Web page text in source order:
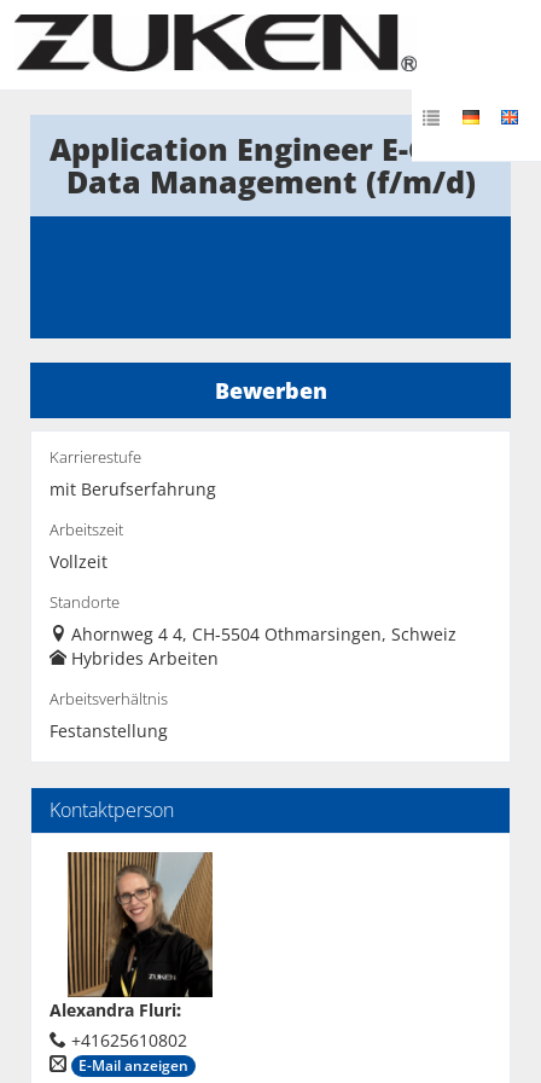
Application Engineer E-CAD /
Data Management (f/m/d)
Bewerben
Karrierestufe
mit Berufserfahrung
Arbeitszeit
Vollzeit
Standorte
Ahornweg 4 4, CH-5504 Othmarsingen, Schweiz
Hybrides Arbeiten
Arbeitsverhältnis
Festanstellung
Kontaktperson
Alexandra Fluri:
+41625610802
E-Mail anzeigen